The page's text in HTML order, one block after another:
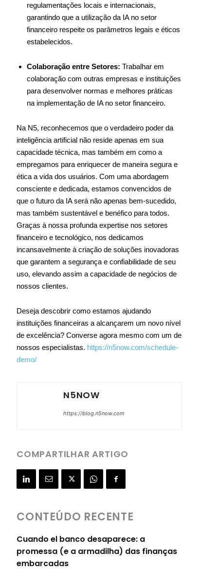
regulamentações locais e internacionais,
garantindo que a utilização da IA no setor
financeiro respeite os parâmetros legais e éticos
estabelecidos.
Colaboração entre Setores: Trabalhar em
colaboração com outras empresas e instituições
para desenvolver normas e melhores práticas
na implementação de IA no setor financeiro.
Na N5, reconhecemos que o verdadeiro poder da
inteligência artificial não reside apenas em sua
capacidade técnica, mas também em como a
empregamos para enriquecer de maneira segura e
ética a vida dos usuários. Com uma abordagem
consciente e dedicada, estamos convencidos de
que o futuro da IA será não apenas bem-sucedido,
mas também sustentável e benéfico para todos.
Graças à nossa profunda expertise nos setores
financeiro e tecnológico, nos dedicamos
incansavelmente à criação de soluções inovadoras
que garantem a segurança e confiabilidade de seu
uso, elevando assim a capacidade de negócios de
nossos clientes.
Deseja descobrir como estamos ajudando
instituições financeiras a alcançarem um novo nível
de excelência? Converse agora mesmo com um de
nossos especialistas. https://n5now.com/schedule-
demo/
N5NOW
https://blog.n5now.com
COMPARTILHAR ARTIGO
CONTEÚDO RECENTE
Cuando el banco desaparece: a
promessa (e a armadilha) das finanças
embarcadas